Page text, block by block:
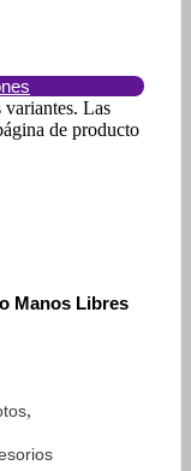
Las
de producto
Manos Libres
,